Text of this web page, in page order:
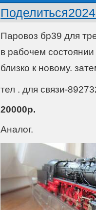
Поделиться
Паровоз бр39 для
в рабочем
близко к новому.
тел . для связи-
20000р.
Аналог.